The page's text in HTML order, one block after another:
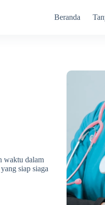
Beranda
waktu dalam
siap siaga